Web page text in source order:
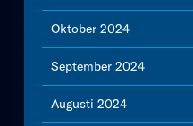
Oktober 2024
September 2024
Augusti 2024